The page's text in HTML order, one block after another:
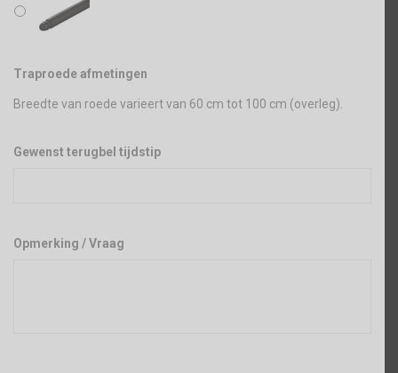
Traproede afmetingen
Breedte van roede varieert van 60 cm tot 100 cm (overleg).
Gewenst terugbel tijdstip
Opmerking / Vraag